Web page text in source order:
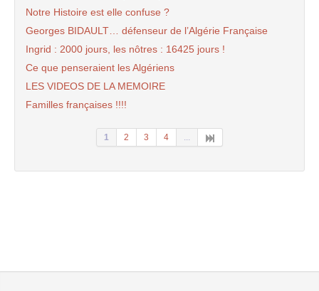
Notre Histoire est elle confuse ?
Georges BIDAULT… défenseur de l’Algérie Française
Ingrid : 2000 jours, les nôtres : 16425 jours !
Ce que penseraient les Algériens
LES VIDEOS DE LA MEMOIRE
Familles françaises !!!!
1 2 3 4 ...